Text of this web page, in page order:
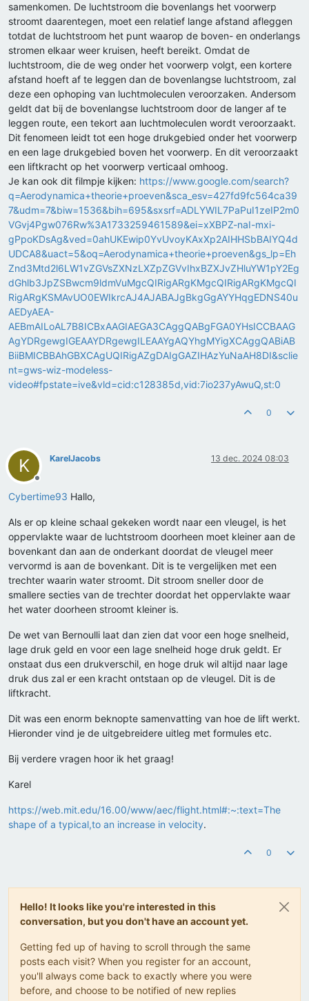
samenkomen. De luchtstroom die bovenlangs het voorwerp
stroomt daarentegen, moet een relatief lange afstand afleggen
totdat de luchtstroom het punt waarop de boven- en onderlangs
stromen elkaar weer kruisen, heeft bereikt. Omdat de
luchtstroom, die de weg onder het voorwerp volgt, een kortere
afstand hoeft af te leggen dan de bovenlangse luchtstroom, zal
deze een ophoping van luchtmoleculen veroorzaken. Andersom
geldt dat bij de bovenlangse luchtstroom door de langer af te
leggen route, een tekort aan luchtmoleculen wordt veroorzaakt.
Dit fenomeen leidt tot een hoge drukgebied onder het voorwerp
en een lage drukgebied boven het voorwerp. En dit veroorzaakt
een liftkracht op het voorwerp verticaal omhoog.
Je kan ook dit filmpje kijken: https://www.google.com/search?
q=Aerodynamica+theorie+proeven&sca_esv=427fd9fc564ca39
7&udm=7&biw=1536&bih=695&sxsrf=ADLYWIL7PaPuI1zeIP2m0
VGvj4Pgw076Rw%3A1733259461589&ei=xXBPZ-naI-mxi-
gPpoKDsAg&ved=0ahUKEwip0YvUvoyKAxXp2AIHHSbBAIYQ4d
UDCA8&uact=5&oq=Aerodynamica+theorie+proeven&gs_lp=Eh
Znd3Mtd2l6LW1vZGVsZXNzLXZpZGVvIhxBZXJvZHluYW1pY2Eg
dGhlb3JpZSBwcm9ldmVuMgcQIRigARgKMgcQIRigARgKMgcQI
RigARgKSMAvUO0EWIkrcAJ4AJABAJgBkgGgAYYHqgEDNS40u
AEDyAEA-
AEBmAILoAL7B8ICBxAAGIAEGA3CAggQABgFGA0YHsICCBAAG
AgYDRgewgIGEAAYDRgewgILEAAYgAQYhgMYigXCAggQABiAB
BiiBMICBBAhGBXCAgUQIRigAZgDAIgGAZIHAzYuNaAH8DI&sclie
nt=gws-wiz-modeless-
video#fpstate=ive&vld=cid:c128385d,vid:7io237yAwuQ,st:0
0
K
Offline
KarelJacobs 13 dec. 2024 08:03
Cybertime93 Hallo,
Als er op kleine schaal gekeken wordt naar een vleugel, is het
oppervlakte waar de luchtstroom doorheen moet kleiner aan de
bovenkant dan aan de onderkant doordat de vleugel meer
vervormd is aan de bovenkant. Dit is te vergelijken met een
trechter waarin water stroomt. Dit stroom sneller door de
smallere secties van de trechter doordat het oppervlakte waar
het water doorheen stroomt kleiner is.
De wet van Bernoulli laat dan zien dat voor een hoge snelheid,
lage druk geld en voor een lage snelheid hoge druk geldt. Er
onstaat dus een drukverschil, en hoge druk wil altijd naar lage
druk dus zal er een kracht ontstaan op de vleugel. Dit is de
liftkracht.
Dit was een enorm beknopte samenvatting van hoe de lift werkt.
Hieronder vind je de uitgebreidere uitleg met formules etc.
Bij verdere vragen hoor ik het graag!
Karel
https://web.mit.edu/16.00/www/aec/flight.html#:~:text=The
shape of a typical,to an increase in velocity.
0
Hello! It looks like you're interested in this
conversation, but you don't have an account yet.
Getting fed up of having to scroll through the same
posts each visit? When you register for an account,
you'll always come back to exactly where you were
before, and choose to be notified of new replies